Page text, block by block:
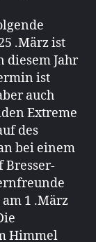
.März ist
diesem Jahr
ist
auch
Extreme
des
bei einem
Bresser-
1 .März
Himmel